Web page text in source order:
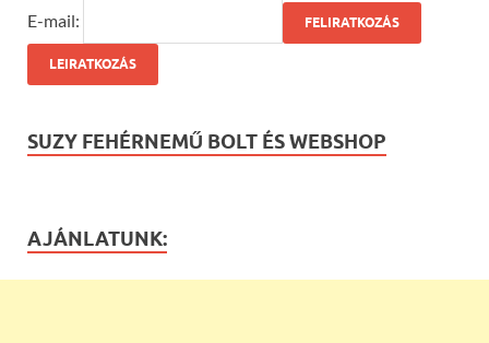
E-mail:
SUZY FEHÉRNEMŰ BOLT ÉS WEBSHOP
AJÁNLATUNK: